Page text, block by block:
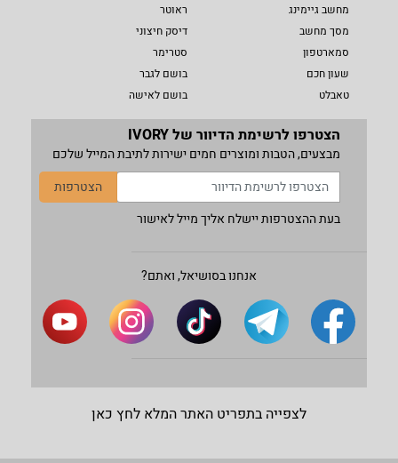
מחשב גיימינג
מסך מחשב
סמארטפון
שעון חכם
טאבלט
ראוטר
דיסק חיצוני
סטרימר
בושם לגבר
בושם לאישה
הצטרפו לרשימת הדיוור של IVORY
מבצעים, הטבות ומוצרים חמים ישירות לתיבת המייל שלכם
הצטרפות
בעת ההצטרפות יישלח אליך מייל לאישור
אנחנו בסושיאל, ואתם?
לצפייה בתפריט האתר המלא לחץ כאן